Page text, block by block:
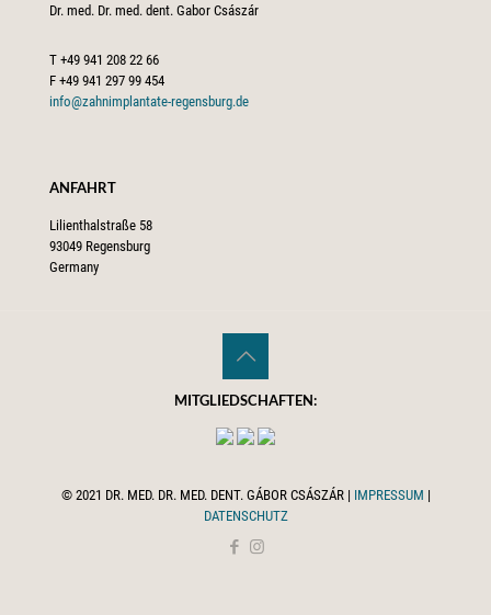
Dr. med. Dr. med. dent. Gabor Császár
T +49 941 208 22 66
F +49 941 297 99 454
info@zahnimplantate-regensburg.de
ANFAHRT
Lilienthalstraße 58
93049 Regensburg
Germany
MITGLIEDSCHAFTEN:
© 2021 DR. MED. DR. MED. DENT. GÁBOR CSÁSZÁR | IMPRESSUM |
DATENSCHUTZ